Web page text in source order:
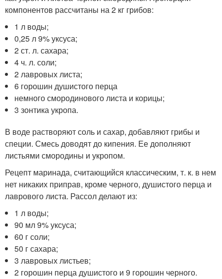
компонентов рассчитаны на 2 кг грибов:
1 л воды;
0,25 л 9% уксуса;
2 ст. л. сахара;
4 ч. л. соли;
2 лавровых листа;
6 горошин душистого перца
немного смородинового листа и корицы;
3 зонтика укропа.
В воде растворяют соль и сахар, добавляют грибы и
специи. Смесь доводят до кипения. Ее дополняют
листьями смородины и укропом.
Рецепт маринада, считающийся классическим, т. к. в нем
нет никаких приправ, кроме черного, душистого перца и
лаврового листа. Рассол делают из:
1 л воды;
90 мл 9% уксуса;
60 г соли;
50 г сахара;
3 лавровых листьев;
2 горошин перца душистого и 9 горошин черного.